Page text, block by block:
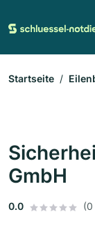
Startseite
GmbH
0.0 (0